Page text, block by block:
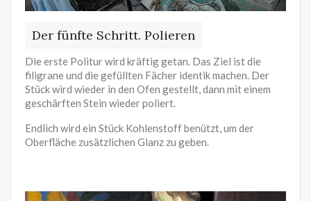
Der fünfte Schritt. Polieren
Die erste Politur wird kräftig getan. Das Ziel ist die
filigrane und die gefüllten Fächer identik machen. Der
Stück wird wieder in den Ofen gestellt, dann mit einem
geschärften Stein wieder poliert.
Endlich wird ein Stück Kohlenstoff benützt, um der
Oberfläche zusätzlichen Glanz zu geben.